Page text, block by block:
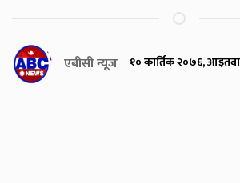
एबीसी न्यूज १० कार्तिक २०७६,